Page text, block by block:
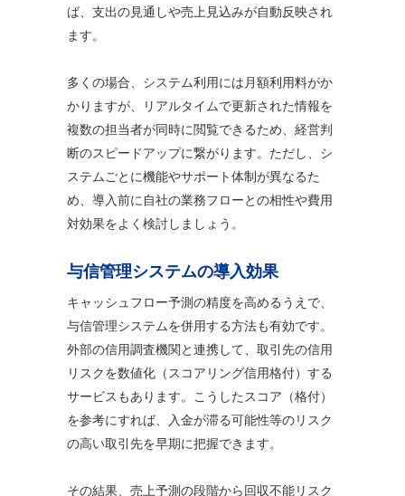
ば、支出の見通しや売上見込みが自動反映され
ます。
多くの場合、システム利用には月額利用料がか
かりますが、リアルタイムで更新された情報を
複数の担当者が同時に閲覧できるため、経営判
断のスピードアップに繋がります。ただし、シ
ステムごとに機能やサポート体制が異なるた
め、導入前に自社の業務フローとの相性や費用
対効果をよく検討しましょう。
与信管理システムの導入効果
キャッシュフロー予測の精度を高めるうえで、
与信管理システムを併用する方法も有効です。
外部の信用調査機関と連携して、取引先の信用
リスクを数値化（スコアリング信用格付）する
サービスもあります。こうしたスコア（格付）
を参考にすれば、入金が滞る可能性等のリスク
の高い取引先を早期に把握できます。
その結果、売上予測の段階から回収不能リスク